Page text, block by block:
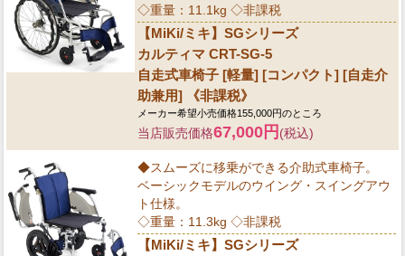
◇重量：11.1kg ◇非課税
【MiKi/ミキ】SGシリーズ
カルティマ CRT-SG-5
自走式車椅子 [軽量] [コンパクト] [自走介
助兼用] 《非課税》
メーカー希望小売価格155,000円のところ
当店販売価格67,000円 (税込)
◆スムーズに移乗ができる介助式車椅子。
ベーシックモデルのウイング・スイングアウ
ト仕様。
◇重量：11.3kg ◇非課税
【MiKi/ミキ】SGシリーズ